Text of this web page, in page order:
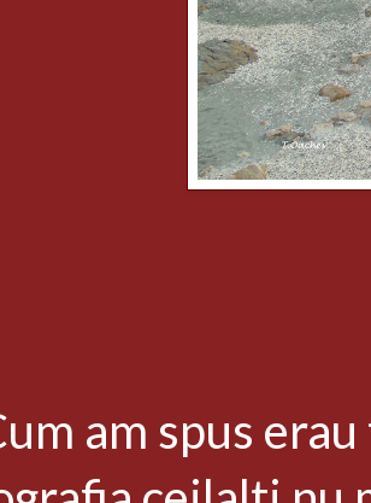
am spus